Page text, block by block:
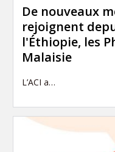
De nouveaux
rejoignent
l'Éthiopie, les
Malaisie
L’ACI a…